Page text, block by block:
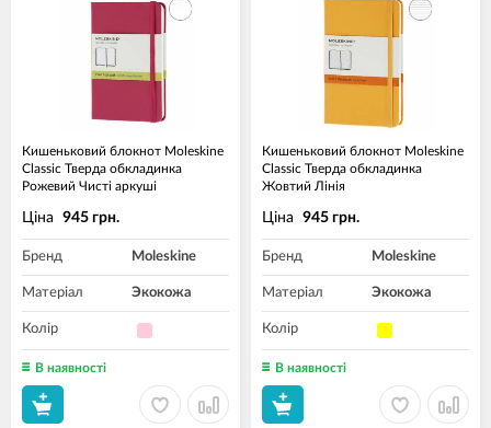
Кишеньковий блокнот Moleskine
Classic Тверда обкладинка
Рожевий Чисті аркуші
Ціна 945 грн.
Бренд Moleskine
Матеріал Экокожа
Колір
В наявності
Кишеньковий блокнот Moleskine
Classic Тверда обкладинка
Жовтий Лінія
Ціна 945 грн.
Бренд Moleskine
Матеріал Экокожа
Колір
В наявності